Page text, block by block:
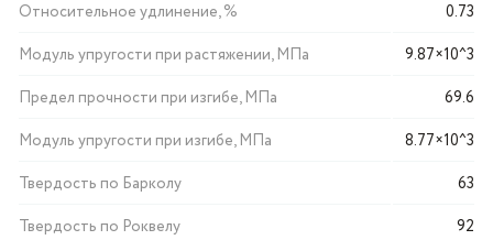
Относительное удлинение, %
0.73
Модуль упругости при растяжении, МПа
9.87×10^3
Предел прочности при изгибе, МПа
69.6
Модуль упругости при изгибе, МПа
8.77×10^3
Твердость по Барколу
63
Твердость по Роквелу
92